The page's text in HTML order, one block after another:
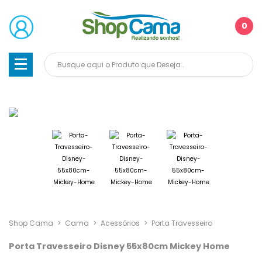
0
Shop Cama > Cama > Acessórios > Porta Travesseiro
Porta Travesseiro Disney 55x80cm Mickey Home